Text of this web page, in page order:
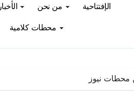
الإفتتاحية من نحن الأخبار
محطات كلامية